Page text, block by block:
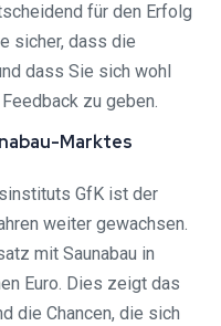
für den Erfolg
sicher, dass die
dass Sie sich wohl
zu geben.
Marktes
GfK ist der
weiter gewachsen.
mit Saunabau in
Euro. Dies zeigt das
die Chancen, die sich